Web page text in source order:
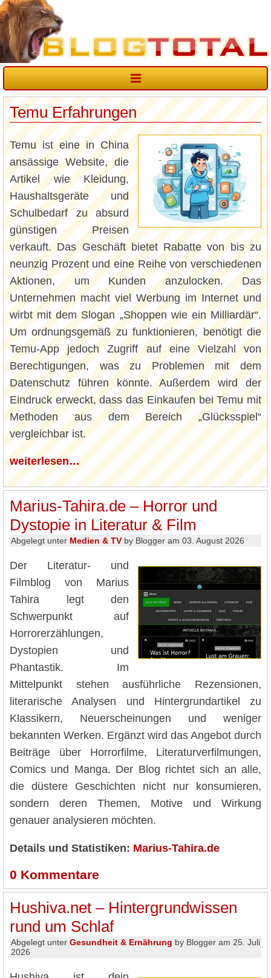
Temu Erfahrungen
Temu ist eine in China
ansässige Website, die
Artikel wie Kleidung,
Haushaltsgeräte und
Schulbedarf zu absurd
günstigen Preisen
verkauft. Das Geschäft bietet Rabatte von bis zu
neunzig Prozent und eine Reihe von verschiedenen
Aktionen, um Kunden anzulocken. Das
Unternehmen macht viel Werbung im Internet und
wirbt mit dem Slogan „Shoppen wie ein Milliardär“.
Um ordnungsgemäß zu funktionieren, benötigt die
Temu-App jedoch Zugriff auf eine Vielzahl von
Berechtigungen, was zu Problemen mit dem
Datenschutz führen könnte. Außerdem wird der
Eindruck erweckt, dass das Einkaufen bei Temu mit
Methoden aus dem Bereich „Glücksspiel“
vergleichbar ist.
weiterlesen…
Marius-Tahira.de – Horror und
Dystopie in Literatur & Film
Abgelegt unter Medien & TV by Blogger am 03. August 2026
Der Literatur- und
Filmblog von Marius
Tahira legt den
Schwerpunkt auf
Horrorerzählungen,
Dystopien und
Phantastik. Im
Mittelpunkt stehen ausführliche Rezensionen,
literarische Analysen und Hintergrundartikel zu
Klassikern, Neuerscheinungen und weniger
bekannten Werken. Ergänzt wird das Angebot durch
Beiträge über Horrorfilme, Literaturverfilmungen,
Comics und Manga. Der Blog richtet sich an alle,
die düstere Geschichten nicht nur konsumieren,
sondern deren Themen, Motive und Wirkung
genauer analysieren möchten.
Details und Statistiken: Marius-Tahira.de
0 Kommentare
Hushiva.net – Hintergrundwissen
rund um Schlaf
Abgelegt unter Gesundheit & Ernährung by Blogger am 25. Juli
2026